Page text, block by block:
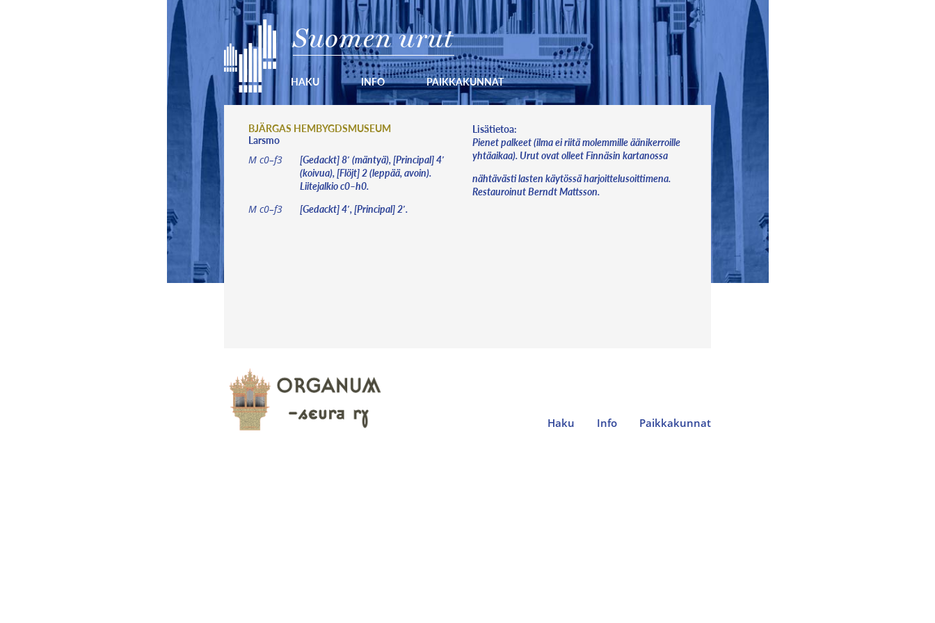
Suomen urut
HAKU INFO PAIKKAKUNNAT
BJÄRGAS HEMBYGDSMUSEUM
Larsmo
M c0–f3
[Gedackt] 8′ (mäntyä), [Principal] 4′
(koivua), [Flöjt] 2 (leppää, avoin).
Liitejalkio c0–h0.
M c0–f3 [Gedackt] 4′, [Principal] 2′.
Lisätietoa:
Pienet palkeet (ilma ei riitä molemmille äänikerroille
yhtäaikaa). Urut ovat olleet Finnäsin kartanossa
nähtävästi lasten käytössä harjoittelusoittimena.
Restauroinut Berndt Mattsson.
Haku Info Paikkakunnat